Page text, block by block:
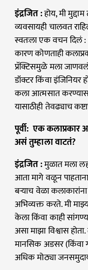
इंद्रजित :होय, मी
व्यवसायही चालवत
स्वतःला एक वचन दिलं :
कारण कोणताही
प्रॅक्टिसमुळे मला जाणवलं
डॉक्टर किंवा इंजिनियर
कला आत्मसात
यासाठीही तेवढ्याच
पूर्वी: एक कलाप्रकार
असं तुम्हाला वाटतं?
इंद्रजित :मुळात मला
आता मागे वळून
बऱ्याच वेळा
अभिव्यक्त करते. मी
केला किंवा काही
असा माझा विश्वास
मानसिक अडसर (किंवा
अधिक मोठ्या